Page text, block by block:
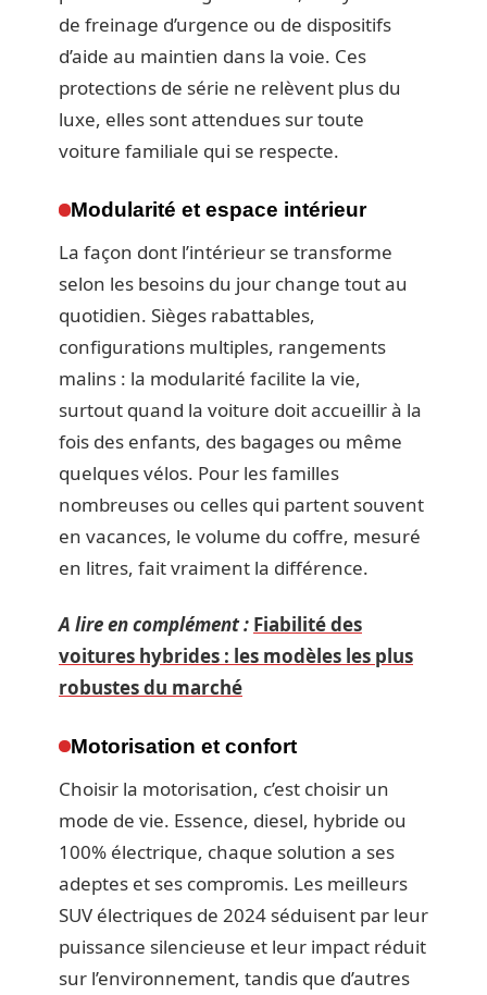
de freinage d’urgence ou de dispositifs
d’aide au maintien dans la voie. Ces
protections de série ne relèvent plus du
luxe, elles sont attendues sur toute
voiture familiale qui se respecte.
Modularité et espace intérieur
La façon dont l’intérieur se transforme
selon les besoins du jour change tout au
quotidien. Sièges rabattables,
configurations multiples, rangements
malins : la modularité facilite la vie,
surtout quand la voiture doit accueillir à la
fois des enfants, des bagages ou même
quelques vélos. Pour les familles
nombreuses ou celles qui partent souvent
en vacances, le volume du coffre, mesuré
en litres, fait vraiment la différence.
A lire en complément : Fiabilité des
voitures hybrides : les modèles les plus
robustes du marché
Motorisation et confort
Choisir la motorisation, c’est choisir un
mode de vie. Essence, diesel, hybride ou
100% électrique, chaque solution a ses
adeptes et ses compromis. Les meilleurs
SUV électriques de 2024 séduisent par leur
puissance silencieuse et leur impact réduit
sur l’environnement, tandis que d’autres